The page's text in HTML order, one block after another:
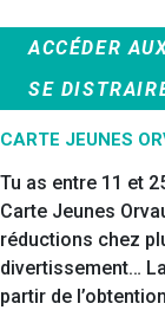
ACCÉDER
SE
CARTE JEUNES
Tu as entre 11 et
Carte Jeunes
réductions chez
divertissement…
partir de